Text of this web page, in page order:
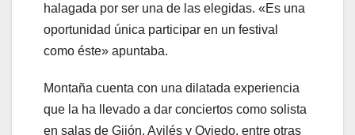
halagada por ser una de las elegidas. «Es una
oportunidad única participar en un festival
como éste» apuntaba.
Montaña cuenta con una dilatada experiencia
que la ha llevado a dar conciertos como solista
en salas de Gijón, Avilés y Oviedo, entre otras